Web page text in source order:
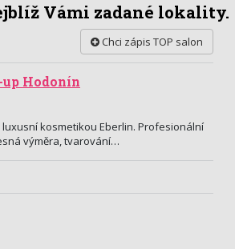
Vámi zadané lokality.
Chci zápis TOP salon
up Hodonín
kosmetikou Eberlin. Profesionální
výměra, tvarování…